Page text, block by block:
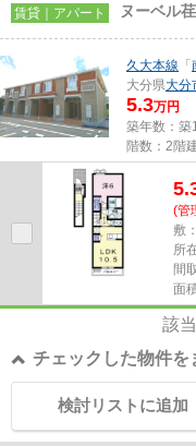
賃貸｜アパート ヌーベル
久大本線 「
大分県大分
5.3万円
築年数：築
階数：2階
(管
敷
所
間
面
該
チェックした物件を
検討リストに追加